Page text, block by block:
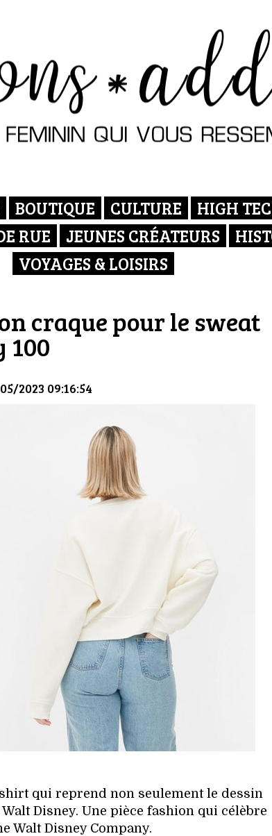
BOUTIQUE CULTURE HIGH
RUE JEUNES CRÉATEURS
VOYAGES & LOISIRS
craque pour le sweat
100
2023 09:16:54
qui reprend non seulement le dessin
Disney. Une pièce fashion qui célèbre
Walt Disney Company.